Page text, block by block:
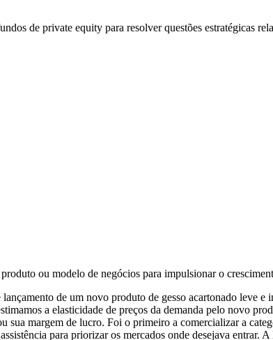
de private equity para resolver questões estratégicas
ou modelo de negócios para impulsionar o
de um novo produto de gesso acartonado leve e
a elasticidade de preços da demanda pelo novo
sua margem de lucro. Foi o primeiro a comercializar a
para priorizar os mercados onde desejava entrar.